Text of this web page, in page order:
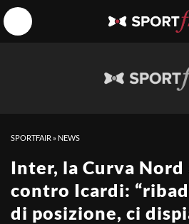
SPORTFAIR » NEWS
Inter, la Curva Nord
contro Icardi:
di posizione, ci